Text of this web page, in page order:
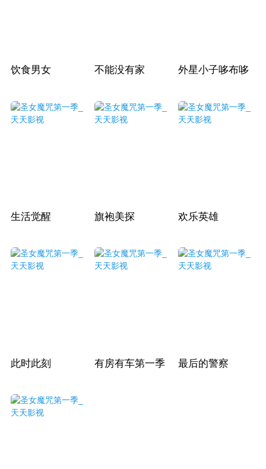
饮食男女 不能没有家 外星小子哆布哆
生活觉醒 旗袍美探 欢乐英雄
此时此刻 有房有车第一季 最后的警察